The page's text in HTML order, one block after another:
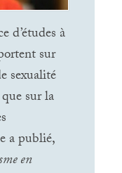
d’études à
sur
sexualité
sur la
a publié,
en